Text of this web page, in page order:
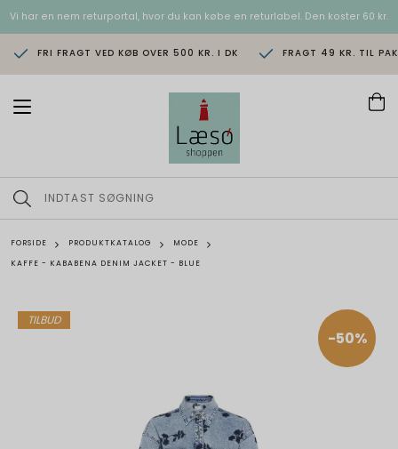
Vi har en nem returportal, hvor du kan købe en returlabel. Den koster 60 kr.
FRI FRAGT VED KØB OVER 500 KR. I DK FRAGT 49 KR. TIL
T
n
a
i
g
i
o
FORSIDE PRODUKTKATALOG
MODE
KAFFE - KABABENA DENIM JACKET - BLUE
TILBUD
-50%